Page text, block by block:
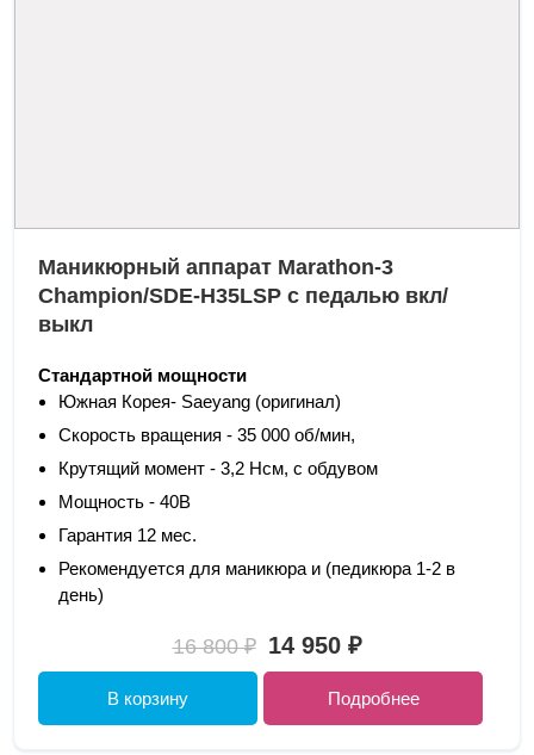
Маникюрный аппарат Marathon-3
Champion/SDE-H35LSP с педалью вкл/
выкл
Стандартной мощности
Южная Корея- Saeyang (оригинал)
Скорость вращения - 35 000 об/мин,
Крутящий момент - 3,2 Нсм, с обдувом
Мощность - 40В
Гарантия 12 мес.
Рекомендуется для маникюра и (педикюра 1-2 в
день)
16 800 ₽ 14 950 ₽
В корзину Подробнее